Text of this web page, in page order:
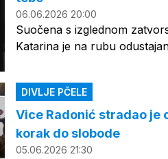
06.06.2026 20:00
Suočena s izglednom
Katarina je na rubu
DIVLJE PČELE
Vice Radonić stradao je
korak do slobode
05.06.2026 21:30